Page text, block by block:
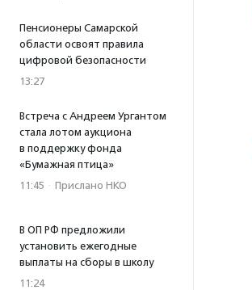
Пенсионеры Самарской
области освоят правила
цифровой безопасности
13:27
Встреча с Андреем Ургантом
стала лотом аукциона
в поддержку фонда
«Бумажная птица»
11:45 · Прислано НКО
В ОП РФ предложили
установить ежегодные
выплаты на сборы в школу
11:24